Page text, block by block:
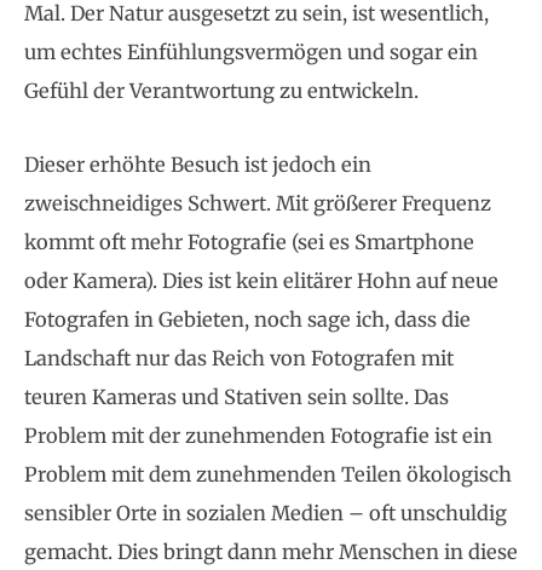
Mal. Der Natur ausgesetzt zu sein, ist wesentlich,
um echtes Einfühlungsvermögen und sogar ein
Gefühl der Verantwortung zu entwickeln.
Dieser erhöhte Besuch ist jedoch ein
zweischneidiges Schwert. Mit größerer Frequenz
kommt oft mehr Fotografie (sei es Smartphone
oder Kamera). Dies ist kein elitärer Hohn auf neue
Fotografen in Gebieten, noch sage ich, dass die
Landschaft nur das Reich von Fotografen mit
teuren Kameras und Stativen sein sollte. Das
Problem mit der zunehmenden Fotografie ist ein
Problem mit dem zunehmenden Teilen ökologisch
sensibler Orte in sozialen Medien – oft unschuldig
gemacht. Dies bringt dann mehr Menschen in diese